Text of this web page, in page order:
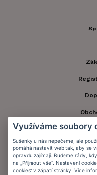
Využíváme soubory
Sušenky u nás nepečeme, ale
pomáhá nastavit web tak, aby se
opravdu zajímají. Budeme rády,
na „Přijmout vše“. Nastavení
cookies“ v zápatí stránky. Více